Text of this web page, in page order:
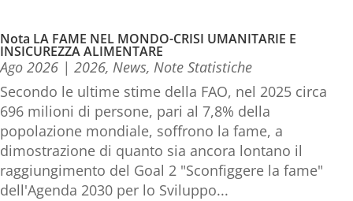
Nota LA FAME NEL MONDO-CRISI UMANITARIE E
INSICUREZZA ALIMENTARE
Ago 2026 | 2026, News, Note Statistiche
Secondo le ultime stime della FAO, nel 2025 circa
696 milioni di persone, pari al 7,8% della
popolazione mondiale, soffrono la fame, a
dimostrazione di quanto sia ancora lontano il
raggiungimento del Goal 2 "Sconfiggere la fame"
dell'Agenda 2030 per lo Sviluppo...